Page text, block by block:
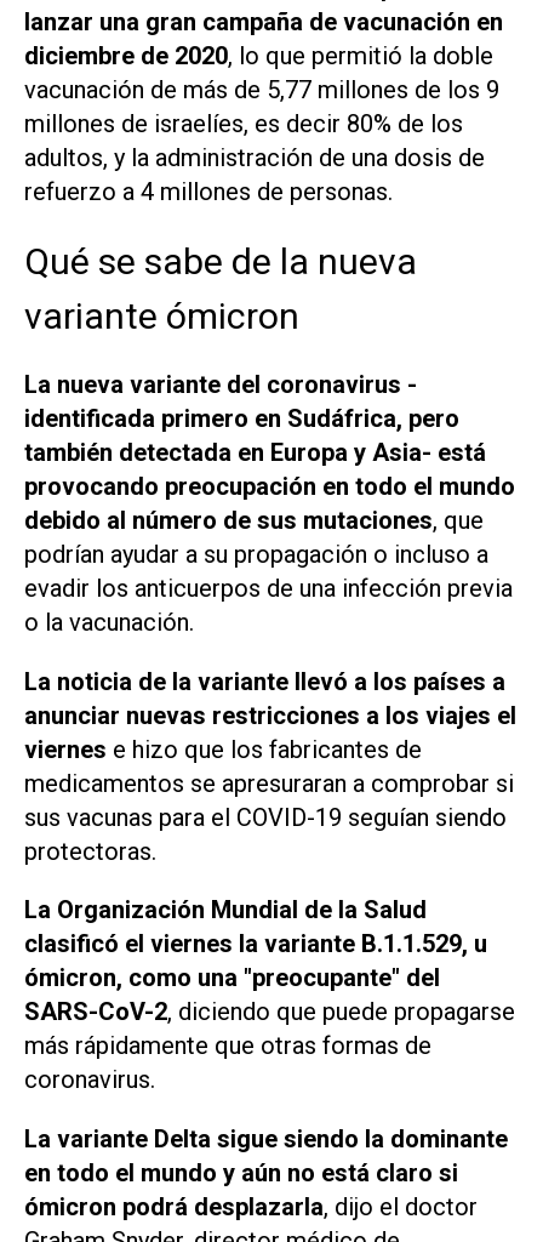
lanzar una gran campaña de vacunación en
diciembre de 2020, lo que permitió la doble
vacunación de más de 5,77 millones de los 9
millones de israelíes, es decir 80% de los
adultos, y la administración de una dosis de
refuerzo a 4 millones de personas.
Qué se sabe de la nueva
variante ómicron
La nueva variante del coronavirus -
identificada primero en Sudáfrica, pero
también detectada en Europa y Asia- está
provocando preocupación en todo el mundo
debido al número de sus mutaciones, que
podrían ayudar a su propagación o incluso a
evadir los anticuerpos de una infección previa
o la vacunación.
La noticia de la variante llevó a los países a
anunciar nuevas restricciones a los viajes el
viernes e hizo que los fabricantes de
medicamentos se apresuraran a comprobar si
sus vacunas para el COVID-19 seguían siendo
protectoras.
La Organización Mundial de la Salud
clasificó el viernes la variante B.1.1.529, u
ómicron, como una "preocupante" del
SARS-CoV-2, diciendo que puede propagarse
más rápidamente que otras formas de
coronavirus.
La variante Delta sigue siendo la dominante
en todo el mundo y aún no está claro si
ómicron podrá desplazarla, dijo el doctor